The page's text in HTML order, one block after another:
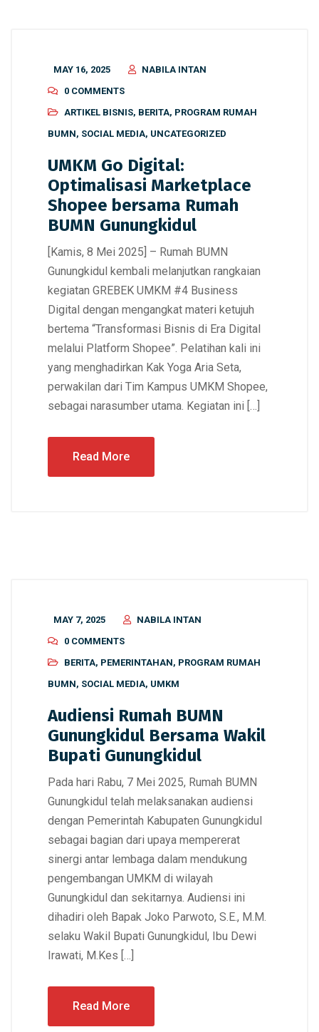
MAY 16, 2025
NABILA INTAN
0 COMMENTS
ARTIKEL BISNIS, BERITA, PROGRAM RUMAH
BUMN, SOCIAL MEDIA, UNCATEGORIZED
UMKM Go Digital:
Optimalisasi Marketplace
Shopee bersama Rumah
BUMN Gunungkidul
[Kamis, 8 Mei 2025] – Rumah BUMN
Gunungkidul kembali melanjutkan rangkaian
kegiatan GREBEK UMKM #4 Business
Digital dengan mengangkat materi ketujuh
bertema “Transformasi Bisnis di Era Digital
melalui Platform Shopee”. Pelatihan kali ini
yang menghadirkan Kak Yoga Aria Seta,
perwakilan dari Tim Kampus UMKM Shopee,
sebagai narasumber utama. Kegiatan ini […]
Read More
MAY 7, 2025
NABILA INTAN
0 COMMENTS
BERITA, PEMERINTAHAN, PROGRAM RUMAH
BUMN, SOCIAL MEDIA, UMKM
Audiensi Rumah BUMN
Gunungkidul Bersama Wakil
Bupati Gunungkidul
Pada hari Rabu, 7 Mei 2025, Rumah BUMN
Gunungkidul telah melaksanakan audiensi
dengan Pemerintah Kabupaten Gunungkidul
sebagai bagian dari upaya mempererat
sinergi antar lembaga dalam mendukung
pengembangan UMKM di wilayah
Gunungkidul dan sekitarnya. Audiensi ini
dihadiri oleh Bapak Joko Parwoto, S.E., M.M.
selaku Wakil Bupati Gunungkidul, Ibu Dewi
Irawati, M.Kes […]
Read More